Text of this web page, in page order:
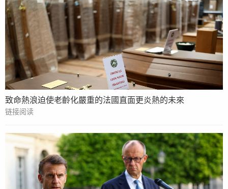
致命熱浪迫使老齡化嚴重的法國直面更炎熱的未來
链接阅读